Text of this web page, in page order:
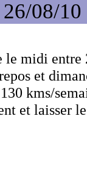
08/10
le midi entre
et
kms/
et laisser